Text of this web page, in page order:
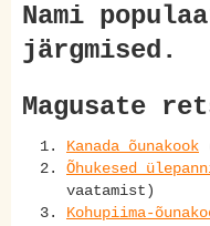
Nami
järgmised.
Magusate
Kanada õunakook
Õhukesed
vaatamist)
Kohupiima-